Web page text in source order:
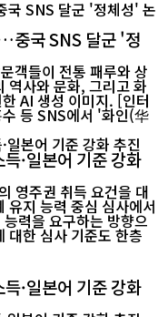
중국 SNS 달군 '정
객들이 전통 패루와 상
역사와 문화, 그리고 화
생성 이미지. [인터
등 SNS에서 '화인(华
·일본어 기준 강화
영주권 취득 요건을 대
유지 능력 중심 심사에서
력을 요구하는 방향으
대한 심사 기준도 한층
·일본어 기준 강화